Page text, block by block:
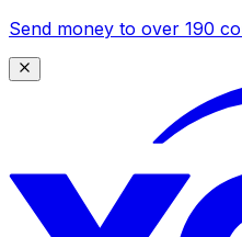
Send money to over 190